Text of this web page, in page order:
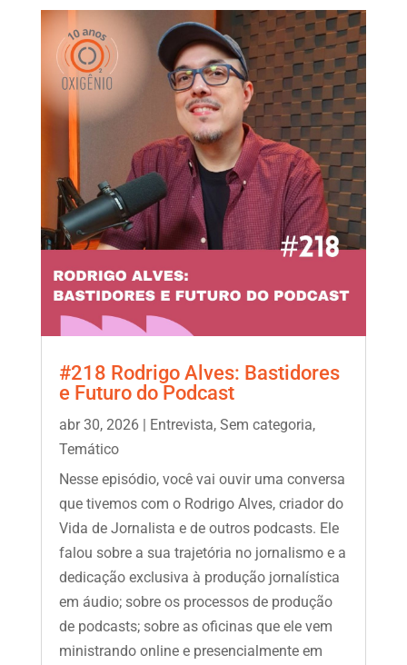
#218 Rodrigo Alves: Bastidores
e Futuro do Podcast
abr 30, 2026| Entrevista, Sem categoria,
Temático
Nesse episódio, você vai ouvir uma conversa
que tivemos com o Rodrigo Alves, criador do
Vida de Jornalista e de outros podcasts. Ele
falou sobre a sua trajetória no jornalismo e a
dedicação exclusiva à produção jornalística
em áudio; sobre os processos de produção
de podcasts; sobre as oficinas que ele vem
ministrando online e presencialmente em